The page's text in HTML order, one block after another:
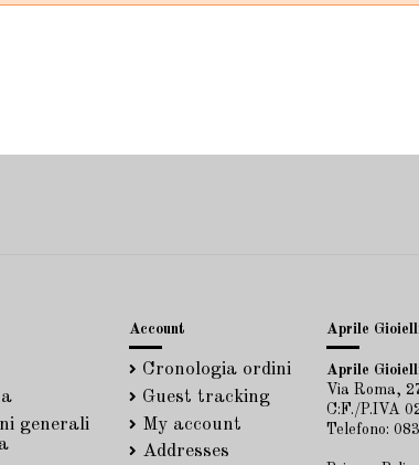
generali
Account
Cronologia ordini
Guest tracking
My account
Addresses
Aprile
Aprile
Via Roma,
C:F./P.IVA
Telefono: